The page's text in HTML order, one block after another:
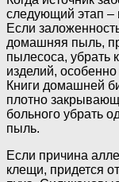
следующий этап –
Если
домашняя пыль,
пылесоса, убрать
изделий,
Книги домашней
плотно
больного убрать
пыль.
Если причина
клещи, придется